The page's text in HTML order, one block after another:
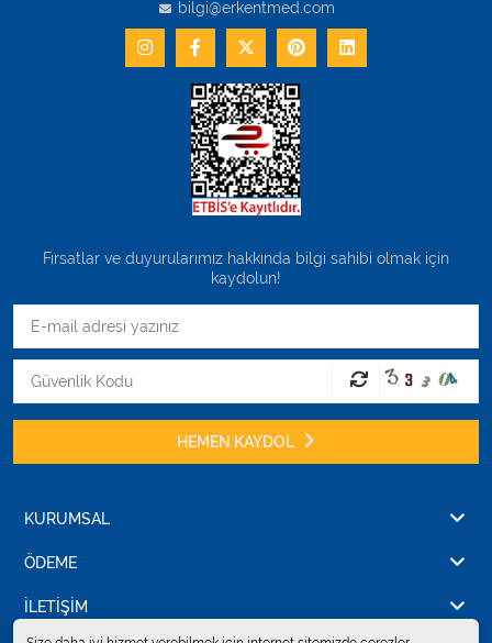
bilgi@erkentmed.com
Fırsatlar ve duyurularımız hakkında bilgi sahibi olmak için
kaydolun!
HEMEN KAYDOL
KURUMSAL
ÖDEME
İLETİŞİM